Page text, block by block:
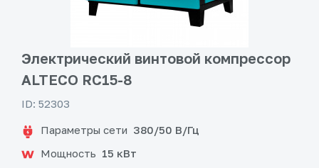
Электрический винтовой компрессор
ALTECO RC15-8
ID: 52303
Параметры сети 380/50 В/Гц
Мощность 15 кВт